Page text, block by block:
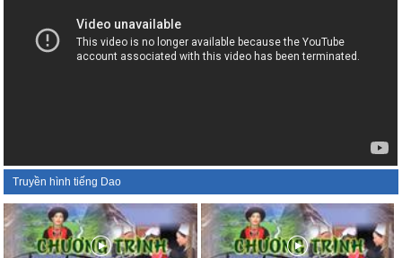
Truyền hình tiếng Dao